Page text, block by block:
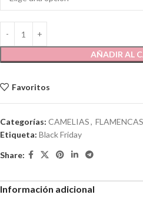
AÑADIR AL
Favoritos
Categorías: CAMELIAS, FLAMENCAS
Etiqueta: Black Friday
Share:
Información adicional